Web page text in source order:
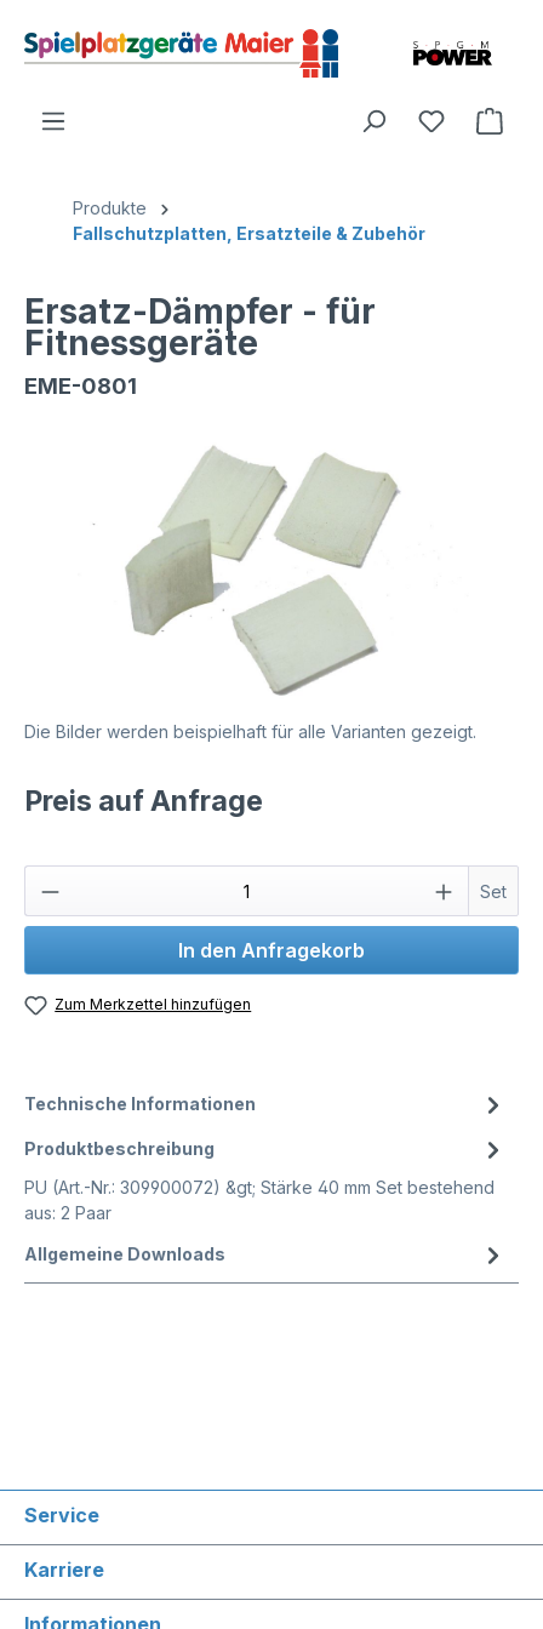
Produkte
Fallschutzplatten, Ersatzteile & Zubehör
Ersatz-Dämpfer - für
Fitnessgeräte
EME-0801
Die Bilder werden beispielhaft für alle Varianten gezeigt.
Preis auf Anfrage
Set
In den Anfragekorb
Zum Merkzettel hinzufügen
Technische Informationen
Produktbeschreibung
PU (Art.-Nr.: 309900072) &gt; Stärke 40 mm Set bestehend
aus: 2 Paar
Allgemeine Downloads
Service
Karriere